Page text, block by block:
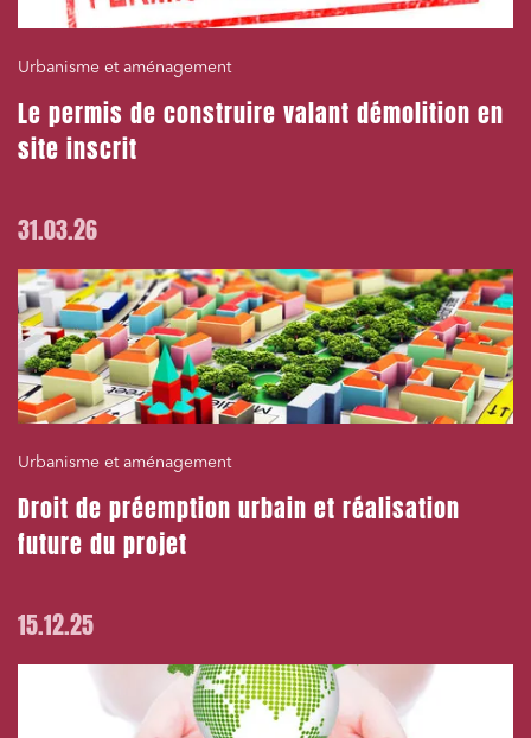
Urbanisme et aménagement
Le permis de construire valant démolition en
site inscrit
31.03.26
Urbanisme et aménagement
Droit de préemption urbain et réalisation
future du projet
15.12.25